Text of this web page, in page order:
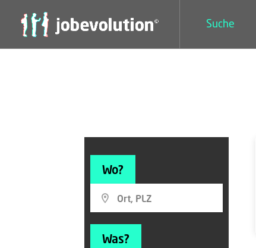
Suche
Wo?
Was?